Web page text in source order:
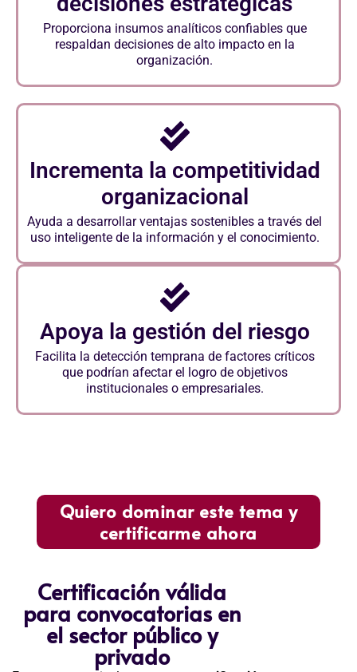
Proporciona insumos analíticos confiables que
respaldan decisiones de alto impacto en la
organización.
Incrementa la competitividad
organizacional
Ayuda a desarrollar ventajas sostenibles a través del
uso inteligente de la información y el conocimiento.
Apoya la gestión del riesgo
Facilita la detección temprana de factores críticos
que podrían afectar el logro de objetivos
institucionales o empresariales.
Quiero dominar este tema y
certificarme ahora
Certificación válida
para convocatorias en
el sector público y
privado